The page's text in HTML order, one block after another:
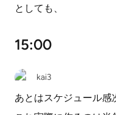
としても、
15:00
kai3
あとはスケジュール感